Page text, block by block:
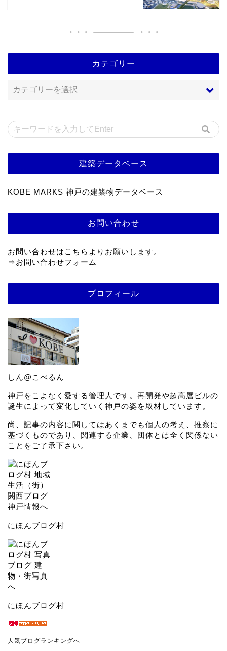
カテゴリー
建築データベース
KOBE MARKS 神戸の建築物データベース
お問い合わせ
お問い合わせはこちらよりお願いします。
⇒お問い合わせフォーム
プロフィール
しん@こべるん
神戸をこよなく愛する管理人です。再開発や超高層ビルの
誕生によって変化していく神戸の姿を取材しています。
尚、記事の内容に関してはあくまでも個人の考え、推察に
基づくものであり、関連する企業、団体とは全く関係ない
ことをご了承下さい。
にほんブログ村
にほんブログ村
人気ブログランキングへ